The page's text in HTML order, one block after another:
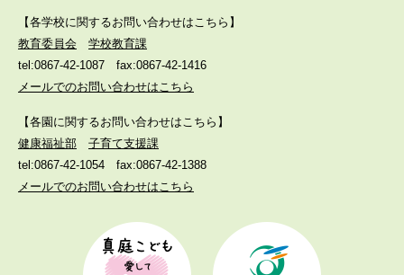
【各学校に関するお問い合わせはこちら】
教育委員会
学校教育課
tel:0867-42-1087
fax:0867-42-1416
メールでのお問い合わせはこちら
【各園に関するお問い合わせはこちら】
健康福祉部
子育て支援課
tel:0867-42-1054
fax:0867-42-1388
メールでのお問い合わせはこちら